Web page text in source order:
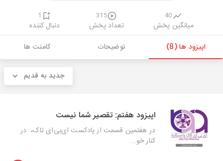
40
میانگین پخش
315
تعداد پخش
1
دنبال کننده
اپیزود ها (8)
توضیحات کامنت ها
جدید به قدیم
اپیزود هفتم: تقصیر شما نیست
در هفتمین قسمت از پادکست ای‌بی‌ای تاک، در
کنار خو...